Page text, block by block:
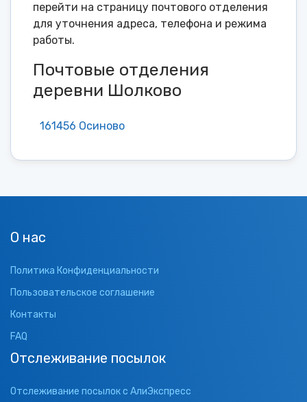
перейти на страницу почтового отделения
для уточнения адреса, телефона и режима
работы.
Почтовые отделения
деревни Шолково
161456 Осиново
О нас
Политика Конфиденциальности
Пользовательское соглашение
Контакты
FAQ
Отслеживание посылок
Отслеживание посылок с АлиЭкспресс